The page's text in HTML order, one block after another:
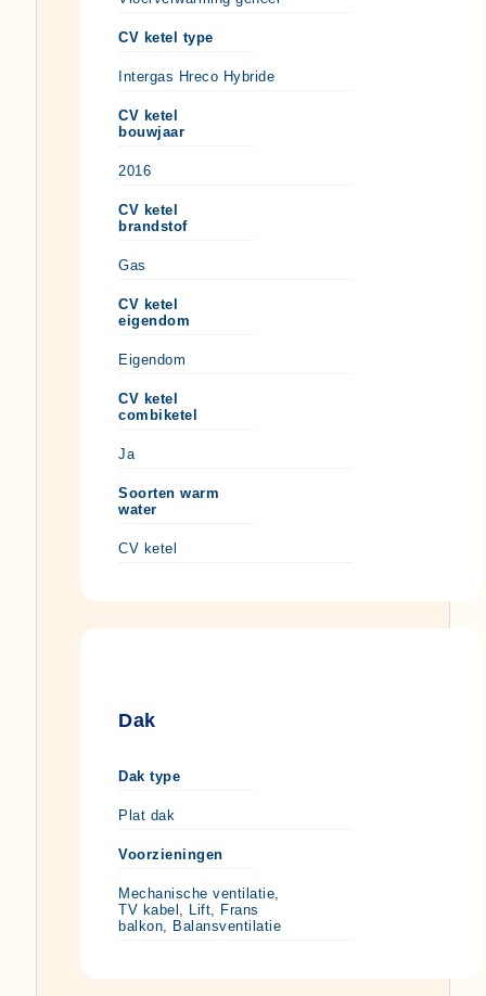
CV ketel type
Intergas Hreco Hybride
CV ketel
bouwjaar
2016
CV ketel
brandstof
Gas
CV ketel
eigendom
Eigendom
CV ketel
combiketel
Ja
Soorten warm
water
CV ketel
Dak
Dak type
Plat dak
Voorzieningen
Mechanische ventilatie,
TV kabel, Lift, Frans
balkon, Balansventilatie